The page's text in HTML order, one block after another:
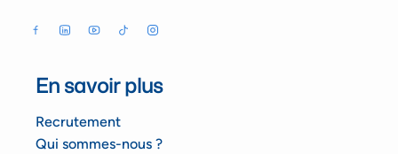
En savoir plus
Recrutement
Qui sommes-nous ?